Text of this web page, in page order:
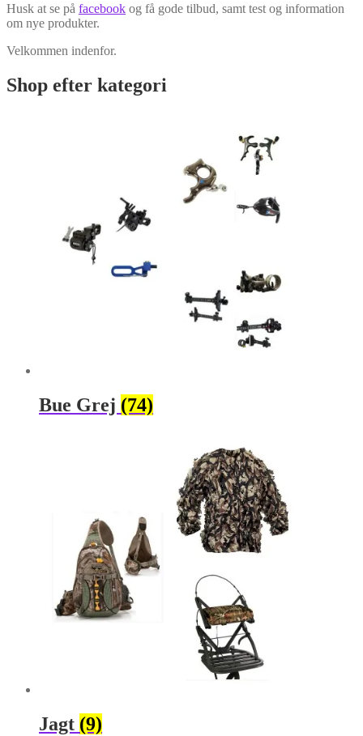
Husk at se på facebook og få gode tilbud, samt test og information
om nye produkter.
Velkommen indenfor.
Shop efter kategori
Bue Grej (74)
Jagt (9)